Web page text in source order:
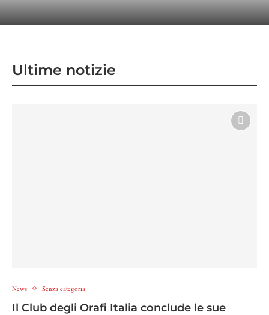
Notizie dall’ICE dal 11 al 17 maggio 2026
Ultime notizie
News Senza categoria
Il Club degli Orafi Italia conclude le sue